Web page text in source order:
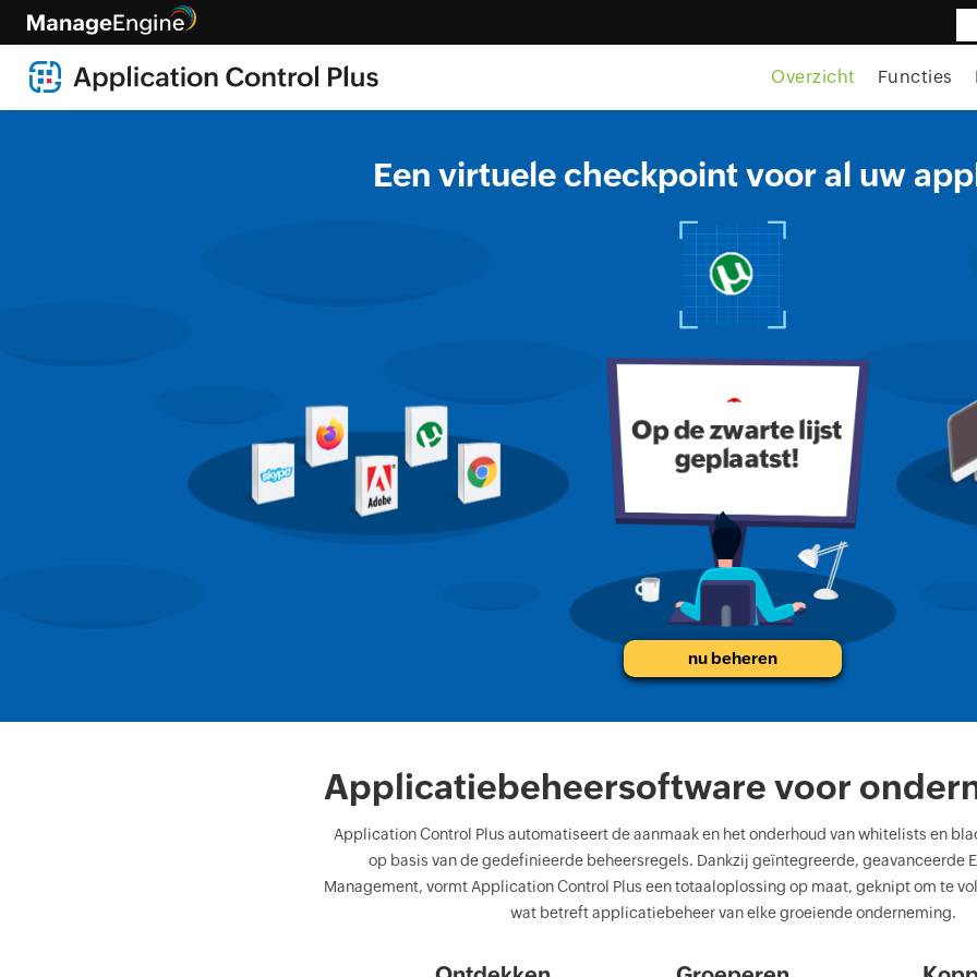
Overzicht Functies
Een virtuele checkpoint voor al uw
Op de zwarte lijst
geplaatst!
nu beheren
Applicatiebeheersoftware voor
Application Control Plus automatiseert de aanmaak en het onderhoud van whitelists en
op basis van de gedefinieerde beheersregels. Dankzij geïntegreerde, geavanceerde
Management, vormt Application Control Plus een totaaloplossing op maat, geknipt om te
wat betreft applicatiebeheer van elke groeiende onderneming.